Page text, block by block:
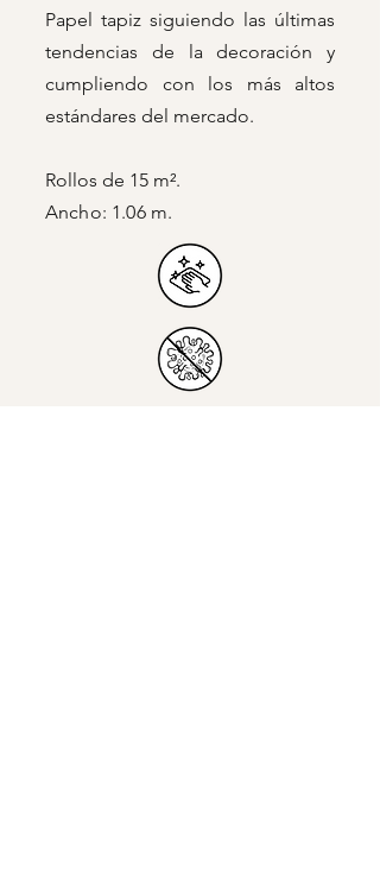
Papel tapiz siguiendo las últimas
tendencias de la decoración y
cumpliendo con los más altos
estándares del mercado.
Rollos de 15 m².
Ancho: 1.06 m.